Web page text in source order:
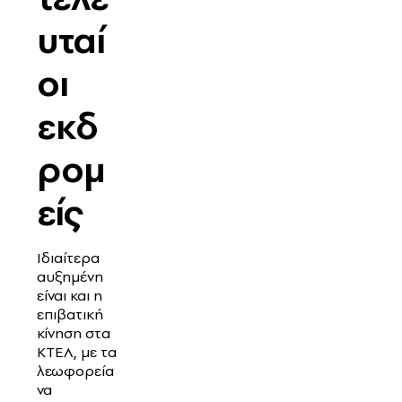
υταί
οι
εκδ
ρομ
είς
Ιδιαίτερα
αυξημένη
είναι και η
επιβατική
κίνηση στα
ΚΤΕΛ, με τα
λεωφορεία
να